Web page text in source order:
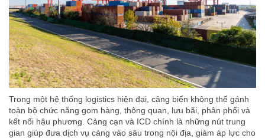
Trong một hệ thống logistics hiện đại, cảng biển không thể gánh
toàn bộ chức năng gom hàng, thông quan, lưu bãi, phân phối và
kết nối hậu phương. Cảng cạn và ICD chính là những nút trung
gian giúp đưa dịch vụ cảng vào sâu trong nội địa, giảm áp lực cho